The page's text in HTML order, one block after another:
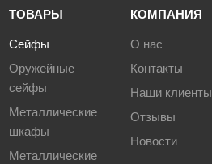
ТОВАРЫ
Сейфы
Оружейные
сейфы
Металлические
шкафы
Металлические
КОМПАНИЯ
О нас
Контакты
Наши клиенты
Отзывы
Новости